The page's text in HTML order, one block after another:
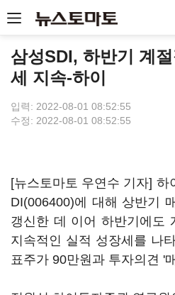
삼성SDI, 하반기 계
세 지속-하이
입력: 2022-08-01 08:52:55
수정: 2022-08-01 08:52:55
[뉴스토마토 우연수 기자] 하
DI(006400)에 대해 상반기
갱신한 데 이어 하반기에도
지속적인 실적 성장세를 나
표주가 90만원과 투자의견 '